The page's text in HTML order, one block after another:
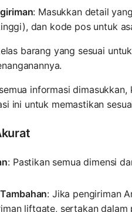
: Masukkan detail
dan kode pos untuk
barang yang sesuai
informasi
ini untuk memastikan
: Pastikan semua dimensi
: Jika pengiriman
liftgate, sertakan dalam